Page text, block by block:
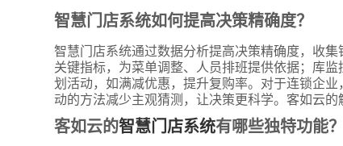
智慧门店系统如何提高决策精确度？
智慧门店系统通过数据分析提高决策精确度，收
关键指标，为菜单调整、人员排班提供依据；库
划活动，如满减优惠，提升复购率。对于连锁企
动的方法减少主观猜测，让决策更科学。客如云
客如云的智慧门店系统有哪些独特功能？